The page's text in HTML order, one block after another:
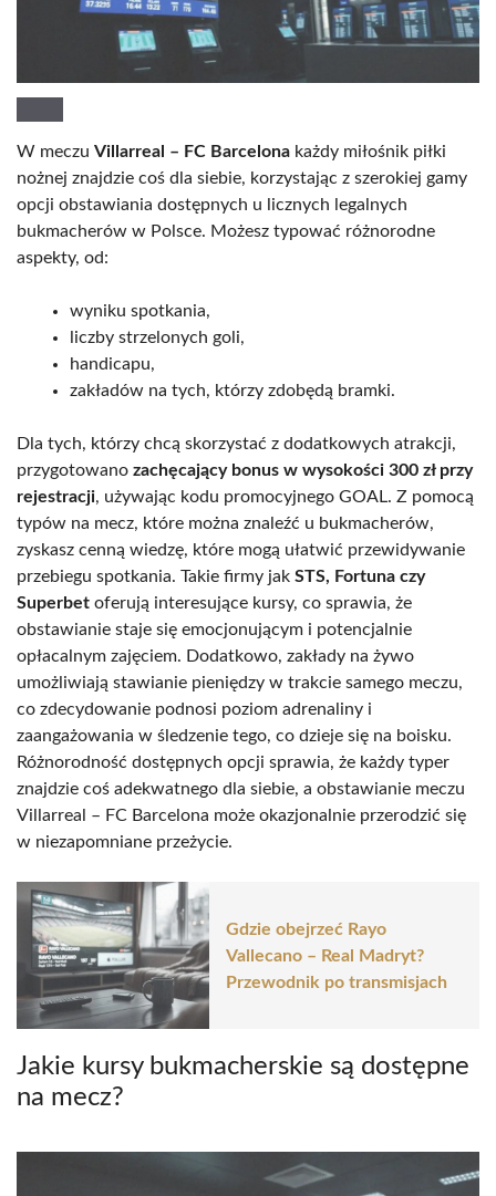
W meczu Villarreal – FC Barcelona każdy miłośnik piłki
nożnej znajdzie coś dla siebie, korzystając z szerokiej gamy
opcji obstawiania dostępnych u licznych legalnych
bukmacherów w Polsce. Możesz typować różnorodne
aspekty, od:
wyniku spotkania,
liczby strzelonych goli,
handicapu,
zakładów na tych, którzy zdobędą bramki.
Dla tych, którzy chcą skorzystać z dodatkowych atrakcji,
przygotowano zachęcający bonus w wysokości 300 zł przy
rejestracji, używając kodu promocyjnego GOAL. Z pomocą
typów na mecz, które można znaleźć u bukmacherów,
zyskasz cenną wiedzę, które mogą ułatwić przewidywanie
przebiegu spotkania. Takie firmy jak STS, Fortuna czy
Superbet oferują interesujące kursy, co sprawia, że
obstawianie staje się emocjonującym i potencjalnie
opłacalnym zajęciem. Dodatkowo, zakłady na żywo
umożliwiają stawianie pieniędzy w trakcie samego meczu,
co zdecydowanie podnosi poziom adrenaliny i
zaangażowania w śledzenie tego, co dzieje się na boisku.
Różnorodność dostępnych opcji sprawia, że każdy typer
znajdzie coś adekwatnego dla siebie, a obstawianie meczu
Villarreal – FC Barcelona może okazjonalnie przerodzić się
w niezapomniane przeżycie.
Gdzie obejrzeć Rayo
Vallecano – Real Madryt?
Przewodnik po transmisjach
Jakie kursy bukmacherskie są dostępne
na mecz?